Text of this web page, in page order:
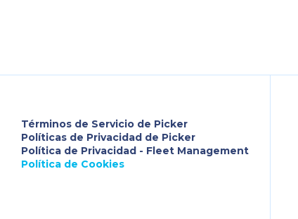
Términos de Servicio de Picker
Políticas de Privacidad de Picker
Política de Privacidad - Fleet Management
Política de Cookies